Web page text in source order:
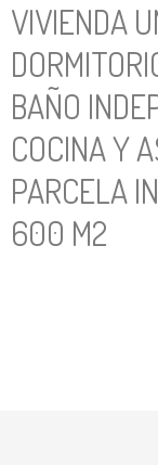
VIVIENDA
BAÑO
COCINA Y
PARCELA
600 M2